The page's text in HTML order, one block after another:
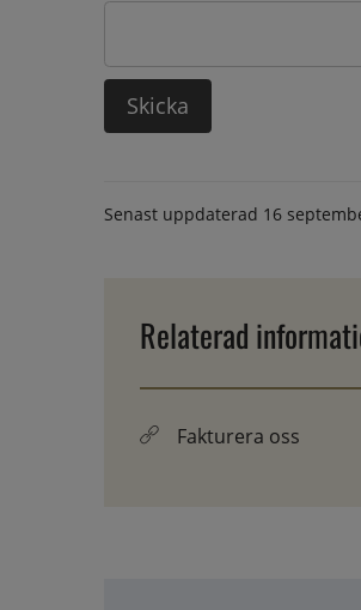
Senast uppdaterad 16
Relaterad
Fakturera oss